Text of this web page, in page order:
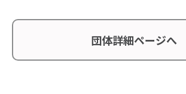
団体詳細ページへ